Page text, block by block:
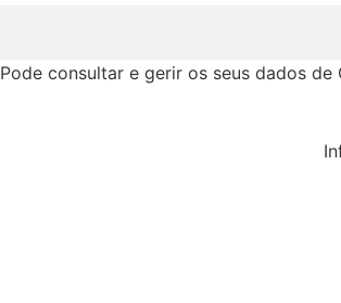
Pode consultar e gerir os seus dados